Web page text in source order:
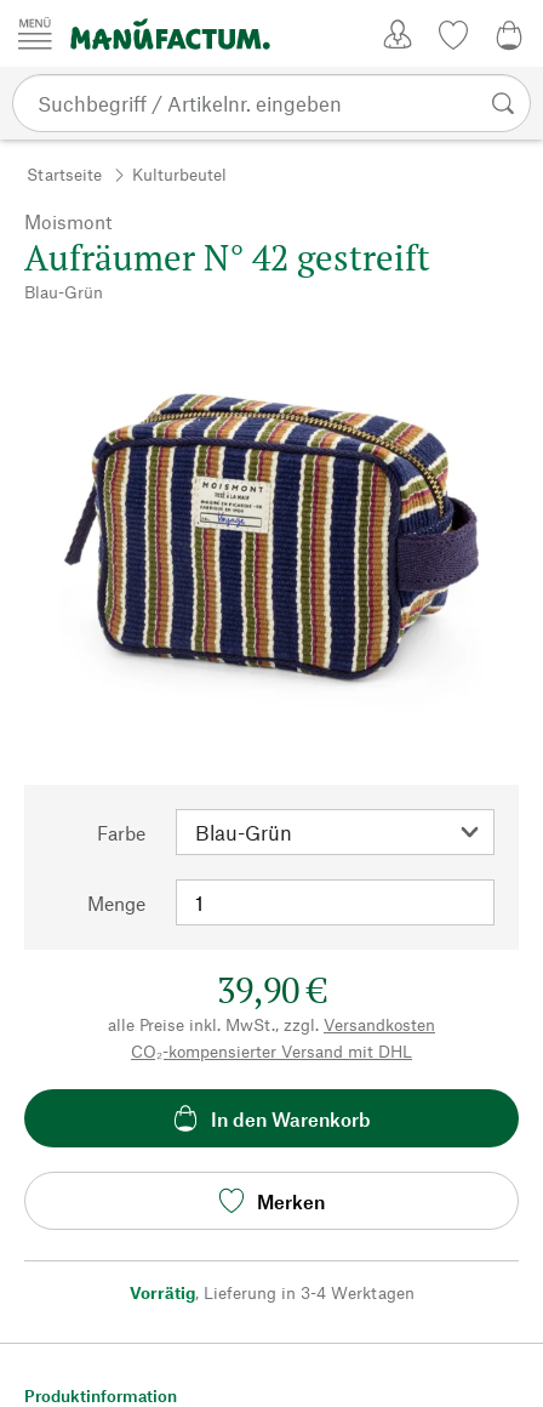
Zum Inhalt springen
Startseite Kulturbeutel
Moismont
Aufräumer N° 42 gestreift
Blau-Grün
Farbe
Menge
39,90 €
alle Preise inkl. MwSt., zzgl. Versandkosten
CO₂-kompensierter Versand mit DHL
In den Warenkorb
Merken
Vorrätig, Lieferung in 3-4 Werktagen
Produktinformation